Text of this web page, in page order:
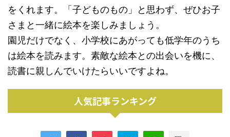
をくれます。「子どものもの」と思わず、ぜひお子
さまと一緒に絵本を楽しみましょう。
園児だけでなく、小学校にあがっても低学年のうち
は絵本を読みます。素敵な絵本との出会いを機に、
読書に親しんでいけたらいいですよね。
人気記事ランキング